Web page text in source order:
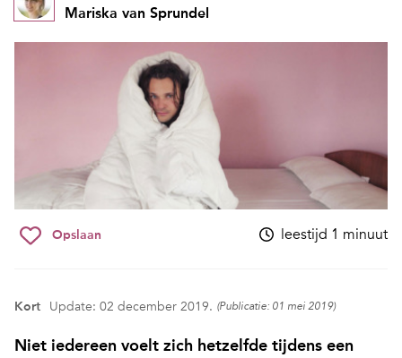
Mariska van Sprundel
Opslaan leestijd 1 minuut
Kort Update: 02 december 2019. (Publicatie: 01 mei 2019)
Niet iedereen voelt zich hetzelfde tijdens een